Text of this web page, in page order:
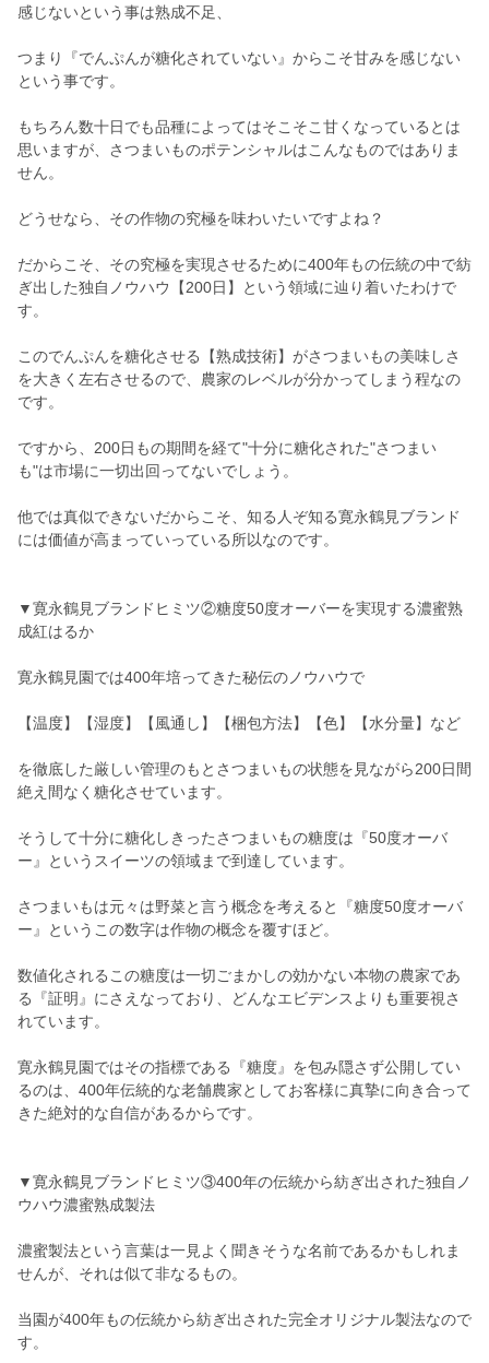
感じないという事は熟成不足、
つまり『でんぷんが糖化されていない』からこそ甘みを感じない
という事です。
もちろん数十日でも品種によってはそこそこ甘くなっているとは
思いますが、さつまいものポテンシャルはこんなものではありま
せん。
どうせなら、その作物の究極を味わいたいですよね？
だからこそ、その究極を実現させるために400年もの伝統の中で紡
ぎ出した独自ノウハウ【200日】という領域に辿り着いたわけで
す。
このでんぷんを糖化させる【熟成技術】がさつまいもの美味しさ
を大きく左右させるので、農家のレベルが分かってしまう程なの
です。
ですから、200日もの期間を経て"十分に糖化された"さつまい
も"は市場に一切出回ってないでしょう。
他では真似できないだからこそ、知る人ぞ知る寛永鶴見ブランド
には価値が高まっていっている所以なのです。
▼寛永鶴見ブランドヒミツ②糖度50度オーバーを実現する濃蜜熟
成紅はるか
寛永鶴見園では400年培ってきた秘伝のノウハウで
【温度】【湿度】【風通し】【梱包方法】【色】【水分量】など
を徹底した厳しい管理のもとさつまいもの状態を見ながら200日間
絶え間なく糖化させています。
そうして十分に糖化しきったさつまいもの糖度は『50度オーバ
ー』というスイーツの領域まで到達しています。
さつまいもは元々は野菜と言う概念を考えると『糖度50度オーバ
ー』というこの数字は作物の概念を覆すほど。
数値化されるこの糖度は一切ごまかしの効かない本物の農家であ
る『証明』にさえなっており、どんなエビデンスよりも重要視さ
れています。
寛永鶴見園ではその指標である『糖度』を包み隠さず公開してい
るのは、400年伝統的な老舗農家としてお客様に真摯に向き合って
きた絶対的な自信があるからです。
▼寛永鶴見ブランドヒミツ③400年の伝統から紡ぎ出された独自ノ
ウハウ濃蜜熟成製法
濃蜜製法という言葉は一見よく聞きそうな名前であるかもしれま
せんが、それは似て非なるもの。
当園が400年もの伝統から紡ぎ出された完全オリジナル製法なので
す。